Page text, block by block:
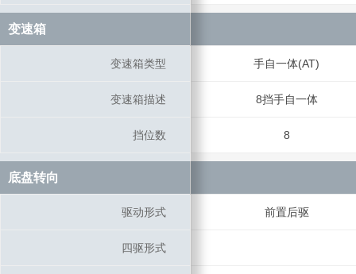
变速箱
变速箱类型 手自一体(AT)
变速箱描述 8挡手自一体
挡位数 8
底盘转向
驱动形式 前置后驱
四驱形式
变速箱
变速箱类型
变速箱描述
挡位数
底盘转向
驱动形式
四驱形式